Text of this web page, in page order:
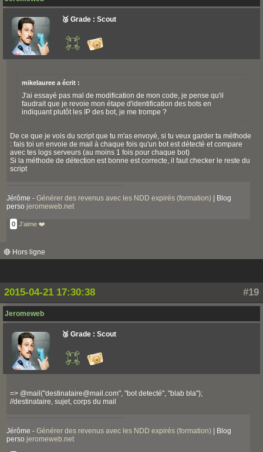
🥉 Grade : Scout
mikelauree a écrit :
J'ai essayé pas mal de modification de mon code, je pense qu'il
faudrait que je revoie mon étape d'identification des bots en
indiquant plutôt les IP des bot, je me trompe ?
De ce que je vois du script que tu m'as envoyé, si tu veux garder ta méthode
: fais toi un envoie de mail à chaque fois qu'un bot est détecté et compare
avec tes logs serveurs (au moins 1 fois pour chaque bot)
Si la méthode de détection est bonne est correcte, il faut checker le reste du
script
Jérôme - Générer des revenus avec les NDD expirés (formation) | Blog
perso jeromeweb.net
0 J'aime ❤️
🔴 Hors ligne
#19
2015-04-21 17:30:38
Jeromeweb
🥉 Grade : Scout
=> @mail("destinataire@mail.com", "bot detecté", "blab bla");
//destinataire, sujet, corps du mail
Jérôme - Générer des revenus avec les NDD expirés (formation) | Blog
perso jeromeweb.net